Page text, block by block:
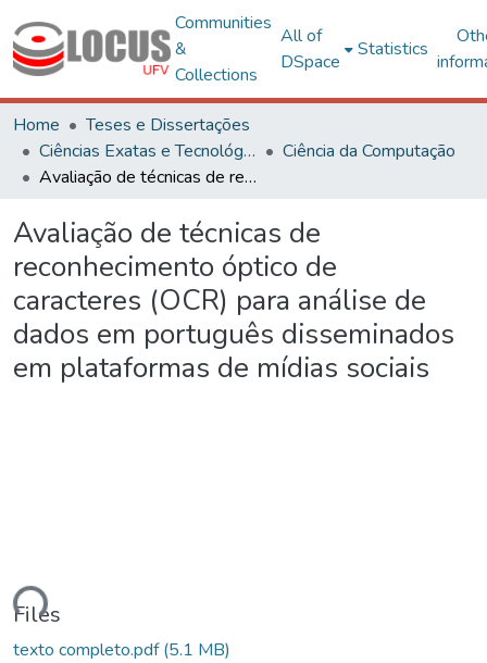
Communities
&
Collections
All of
DSpace
Statistics
Home
Teses e Dissertações
Ciências Exatas e Tecnológicas
Ciência da Computação
Avaliação de técnicas de reconhecimento óptico de caracteres (OCR) para análise de dados em português disseminados em plataformas de mídias sociais
Avaliação de técnicas de
reconhecimento óptico de
caracteres (OCR) para análise de
dados em português disseminados
em plataformas de mídias sociais
Files
texto completo.pdf(5.1 MB)